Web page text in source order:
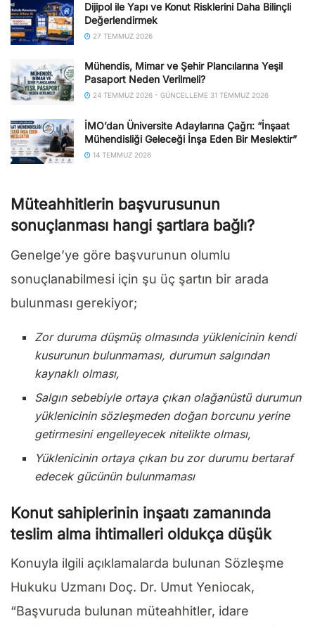
Dijipol ile Yapı ve Konut Risklerini Daha Bilinçli
Değerlendirmek
27 TEMMUZ 2026
Mühendis, Mimar ve Şehir Plancılarına Yeşil
Pasaport Neden Verilmeli?
24 TEMMUZ 2026 - GÜNCELLEME 31 TEMMUZ 2026
İMO’dan Üniversite Adaylarına Çağrı: “İnşaat
Mühendisliği Geleceği İnşa Eden Bir Meslektir”
14 TEMMUZ 2026
Müteahhitlerin başvurusunun
sonuçlanması hangi şartlara bağlı?
Genelge’ye göre başvurunun olumlu
sonuçlanabilmesi için şu üç şartın bir arada
bulunması gerekiyor;
Zor duruma düşmüş olmasında yüklenicinin kendi
kusurunun bulunmaması, durumun salgından
kaynaklı olması,
Salgın sebebiyle ortaya çıkan olağanüstü durumun
yüklenicinin sözleşmeden doğan borcunu yerine
getirmesini engelleyecek nitelikte olması,
Yüklenicinin ortaya çıkan bu zor durumu bertaraf
edecek gücünün bulunmaması
Konut sahiplerinin inşaatı zamanında
teslim alma ihtimalleri oldukça düşük
Konuyla ilgili açıklamalarda bulunan Sözleşme
Hukuku Uzmanı Doç. Dr. Umut Yeniocak,
“Başvuruda bulunan müteahhitler, idare